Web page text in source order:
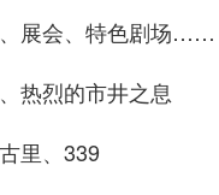
展会、特色剧场……
热烈的市井之息
里、339